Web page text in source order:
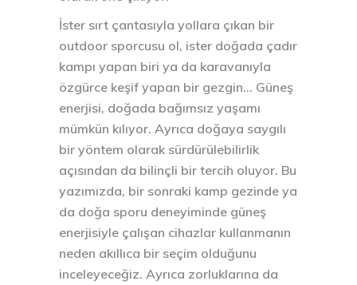
İster sırt çantasıyla yollara çıkan bir
outdoor sporcusu ol, ister doğada çadır
kampı yapan biri ya da karavanıyla
özgürce keşif yapan bir gezgin… Güneş
enerjisi, doğada bağımsız yaşamı
mümkün kılıyor. Ayrıca doğaya saygılı
bir yöntem olarak sürdürülebilirlik
açısından da bilinçli bir tercih oluyor. Bu
yazımızda, bir sonraki kamp gezinde ya
da doğa sporu deneyiminde güneş
enerjisiyle çalışan cihazlar kullanmanın
neden akıllıca bir seçim olduğunu
inceleyeceğiz. Ayrıca zorluklarına da